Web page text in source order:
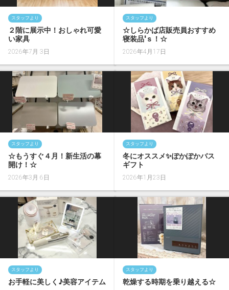
スタッフより
２階に展示中！おしゃれ可愛
い家具
2026年7月 3日
スタッフより
☆しらかば店販売員おすすめ
寝装品'ｓ！☆
2026年4月17日
スタッフより
☆もうすぐ４月！新生活の幕
開け！☆
2026年3月 6日
スタッフより
冬にオススメ✨ぽかぽかバス
ギフト
2026年1月23日
スタッフより
お手軽に美しく♪美容アイテム
スタッフより
乾燥する時期を乗り越える☆